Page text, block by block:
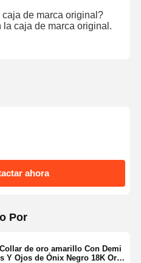
de marca original?
la caja de marca original.
ahora
Por
de oro amarillo Con Demi
Y Ojos de Ónix Negro 18K Oro